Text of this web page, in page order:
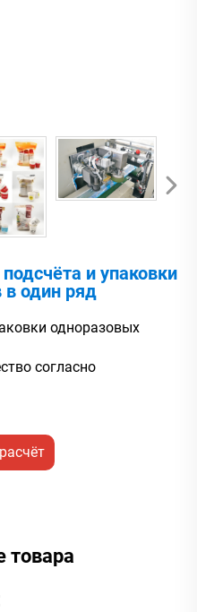
и упаковки
в один ряд
одноразовых
согласно
товара